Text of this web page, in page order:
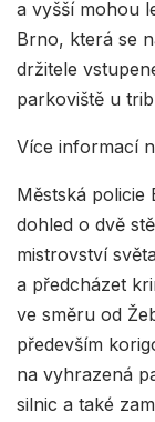
a vyšší mohou
Brno, která se
držitele
parkoviště u
Více informací
Městská
dohled o dvě
mistrovství
a předcházet
ve směru od
především
na vyhrazená
silnic a také